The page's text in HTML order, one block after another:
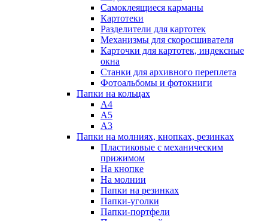
Самоклеящиеся карманы
Картотеки
Разделители для картотек
Механизмы для скоросшивателя
Карточки для картотек, индексные
окна
Станки для архивного переплета
Фотоальбомы и фотокниги
Папки на кольцах
А4
А5
А3
Папки на молниях, кнопках, резинках
Пластиковые с механическим
прижимом
На кнопке
На молнии
Папки на резинках
Папки-уголки
Папки-портфели